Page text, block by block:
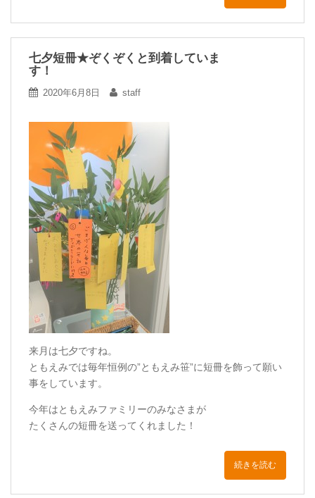
七夕短冊★ぞくぞくと到着していま
す！
2020年6月8日 staff
来月は七夕ですね。
ともえみでは毎年恒例の”ともえみ笹”に短冊を飾って願い
事をしています。
今年はともえみファミリーのみなさまが
たくさんの短冊を送ってくれました！
続きを読む